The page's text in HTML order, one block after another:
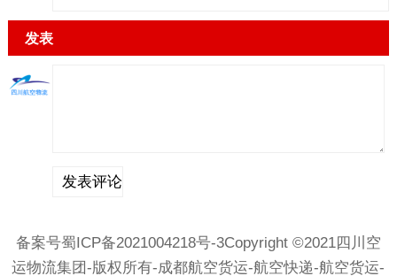
发表
备案号蜀ICP备2021004218号-3Copyright ©2021四川空
运物流集团-版权所有-成都航空货运-航空快递-航空货运-